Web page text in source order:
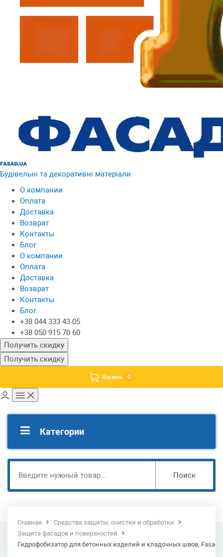
Будівельні та декоративні матеріали
О компании
Оплата
Доставка
Возврат
Контакты
Блог
О компании
Оплата
Доставка
Возврат
Контакты
Блог
+38 044 333 43 05
+38 050 915 70 60
Получить скидку
Получить скидку
Корзина 0
Категории
Поиск
Главная
Средства защиты, очистки и обработки
Защита фасадов и поверхностей
Гидрофобизатор для бетонных изделий и кладочных швов, Fasad